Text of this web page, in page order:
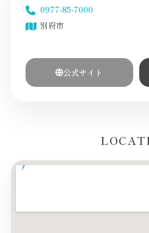
0977-85-7000
別府市
公式サイト